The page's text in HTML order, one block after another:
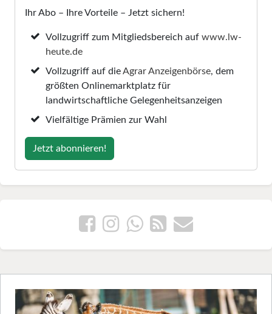
Ihr Abo – Ihre Vorteile – Jetzt sichern!
Vollzugriff zum Mitgliedsbereich aufwww.lw-
heute.de
Vollzugriff auf dieAgrar Anzeigenbörse, dem
größten Onlinemarktplatz für
landwirtschaftliche Gelegenheitsanzeigen
Vielfältige Prämien zur Wahl
Jetzt abonnieren!